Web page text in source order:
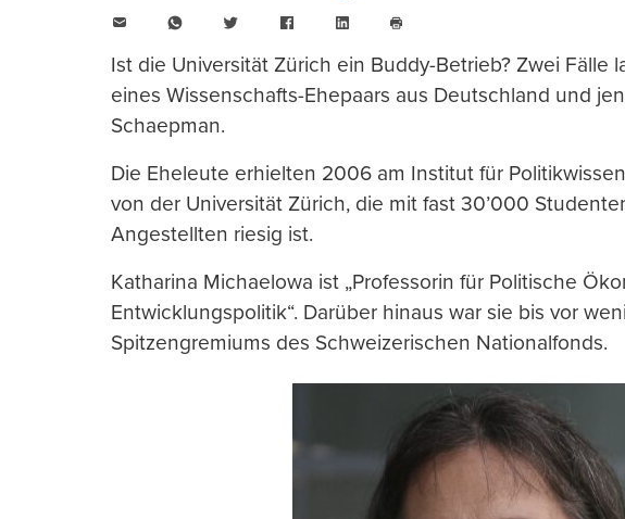
WhatsAppTwitter FacebookLinkedIn
drucken
Ist die Universität Zürich ein Buddy-Betrieb? Zwei Fälle
eines Wissenschafts-Ehepaars aus Deutschland und
Schaepman.
Die Eheleute erhielten 2006 am Institut für
von der Universität Zürich, die mit fast 30’000
Angestellten riesig ist.
Katharina Michaelowa ist „Professorin für Politische
Entwicklungspolitik“. Darüber hinaus war sie bis vor
Spitzengremiums des Schweizerischen Nationalfonds.